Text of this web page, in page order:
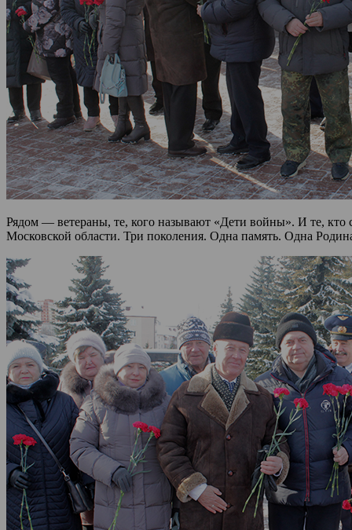
Рядом — ветераны, те, кого называют «Дети войны». И те, кто
Московской области. Три поколения. Одна память. Одна